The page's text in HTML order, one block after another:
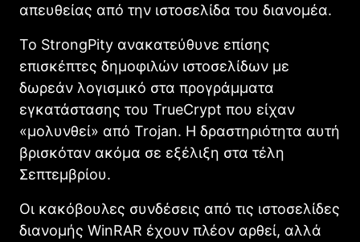
απευθείας από την ιστοσελίδα του διανομέα.
Το StrongPity ανακατεύθυνε επίσης
επισκέπτες δημοφιλών ιστοσελίδων με
δωρεάν λογισμικό στα προγράμματα
εγκατάστασης του TrueCrypt που είχαν
«μολυνθεί» από Trojan. Η δραστηριότητα αυτή
βρισκόταν ακόμα σε εξέλιξη στα τέλη
Σεπτεμβρίου.
Οι κακόβουλες συνδέσεις από τις ιστοσελίδες
διανομής WinRAR έχουν πλέον αρθεί, αλλά